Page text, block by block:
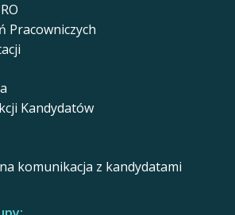
Pracowniczych
Kandydatów
komunikacja z kandydatami